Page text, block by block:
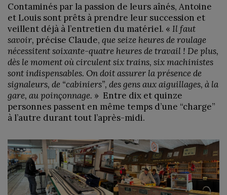
Contaminés par la passion de leurs aînés, Antoine
et Louis sont prêts à prendre leur succession et
veillent déjà à l’entretien du matériel. « Il faut
savoir, précise Claude, que seize heures de roulage
nécessitent soixante-quatre heures de travail ! De plus,
dès le moment où circulent six trains, six machinistes
sont indispensables. On doit assurer la présence de
signaleurs, de “cabiniers”, des gens aux aiguillages, à la
gare, au poinçonnage. » Entre dix et quinze
personnes passent en même temps d’une “charge”
à l’autre durant tout l’après-midi.